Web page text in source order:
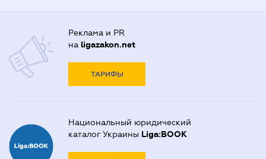
Реклама и PR
на ligazakon.net
ТАРИФЫ
Национальный юридический
каталог Украины Liga:BOOK